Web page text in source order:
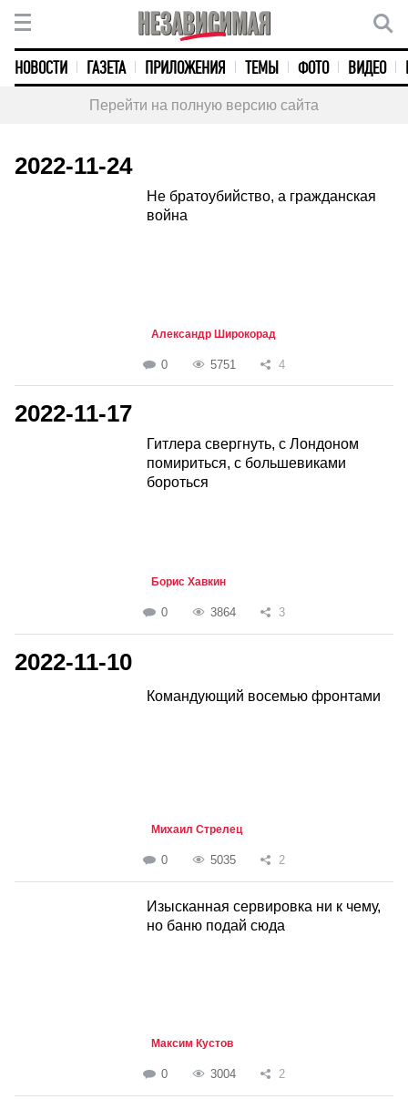
НОВОСТИ ГАЗЕТА ПРИЛОЖЕНИЯ ТЕМЫ ФОТО ВИДЕО
Перейти на полную версию сайта
2022-11-24
Не братоубийство, а гражданская
война
Александр Широкорад
0 5751 4
2022-11-17
Гитлера свергнуть, с Лондоном
помириться, с большевиками
бороться
Борис Хавкин
0 3864 3
2022-11-10
Командующий восемью фронтами
Михаил Стрелец
0 5035 2
Изысканная сервировка ни к чему,
но баню подай сюда
Максим Кустов
0 3004 2